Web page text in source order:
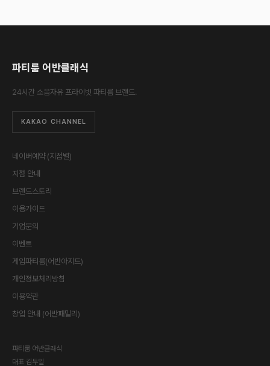
파티룸 어반클래식
24시간 소음자유 프라이빗 파티룸 브랜드.
KAKAO CHANNEL
네이버예약 (지점별)
지점 안내
브랜드스토리
이용가이드
기업문의
이벤트
게임파티룸(어반아지트)
개인정보처리방침
이용약관
창업 안내 (어반패밀리)
파티룸 어반클래식
대표 김두일